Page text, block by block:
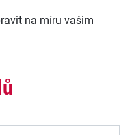
na míru vašim